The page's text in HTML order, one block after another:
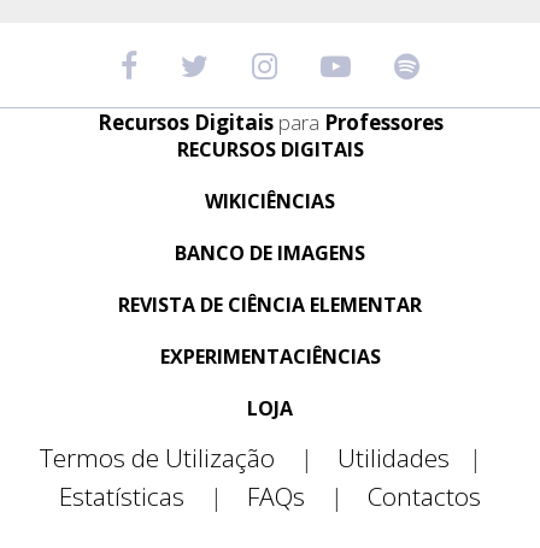
Recursos Digitais para Professores
RECURSOS DIGITAIS
WIKICIÊNCIAS
BANCO DE IMAGENS
REVISTA DE CIÊNCIA ELEMENTAR
EXPERIMENTACIÊNCIAS
LOJA
Termos de Utilização | Utilidades
|
Estatísticas
| FAQs | Contactos